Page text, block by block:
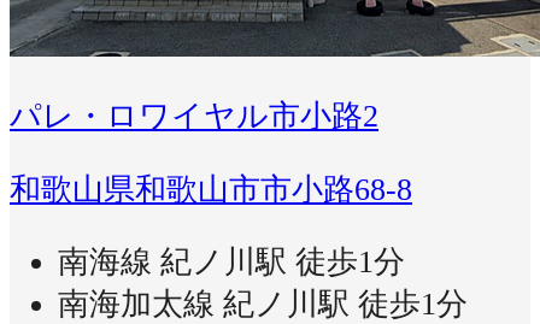
パレ・ロワイヤル市小路2
和歌山県和歌山市市小路68-8
南海線 紀ノ川駅 徒歩1分
南海加太線 紀ノ川駅 徒歩1分